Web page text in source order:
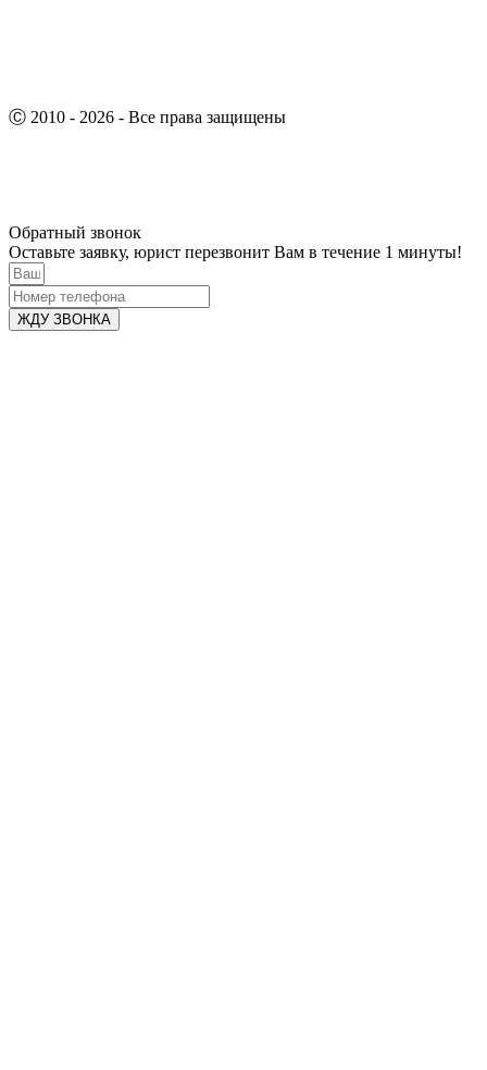
Ⓒ 2010 - 2026 - Все права защищены
Обратный звонок
Оставьте заявку, юрист перезвонит Вам в течение 1 минуты!
ЖДУ ЗВОНКА